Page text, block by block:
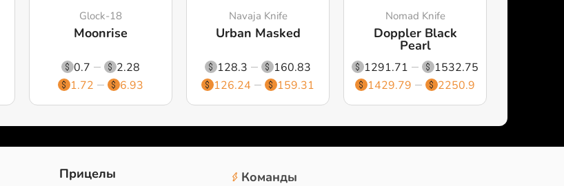
Glock-18
Moonrise
0.7
2.28
1.72
6.93
Navaja Knife
Urban Masked
128.3
160.83
126.24
159.31
Nomad Knife
Doppler Black
Pearl
1291.71
1532.75
1429.79
2250.9
Прицелы
Команды